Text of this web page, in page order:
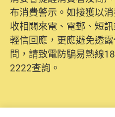
布消費警示。如接獲以
收相關來電、電郵、短
輕信回應，更應避免透
問，請致電防騙易熱線
2222查詢。